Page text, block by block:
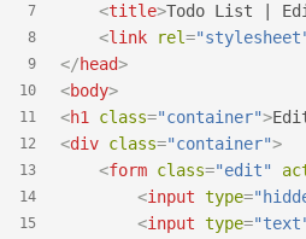
7
8
9
10
11
12
13
14
15
<title>Todo List |
<link rel=
</head>
<body>
<h1 class="container">
<div class="container">
<form class="edit"
<input type=
<input type=